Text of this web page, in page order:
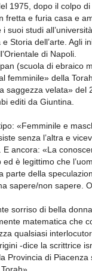
1975, dopo il colpo di
fretta e furia casa e
suoi studi
Storia dell’arte. Agli
di Napoli.
(scuola di ebraico
femminile» della
saggezza velata» del
editi da Giuntina.
«Femminile e
senza l’altra e
ancora: «La
ed è legittimo che
parte della
sapere/non sapere.
sorriso di bella donna
matematica che
qualsiasi
-dice la scrittrice
Provincia di Piacenza